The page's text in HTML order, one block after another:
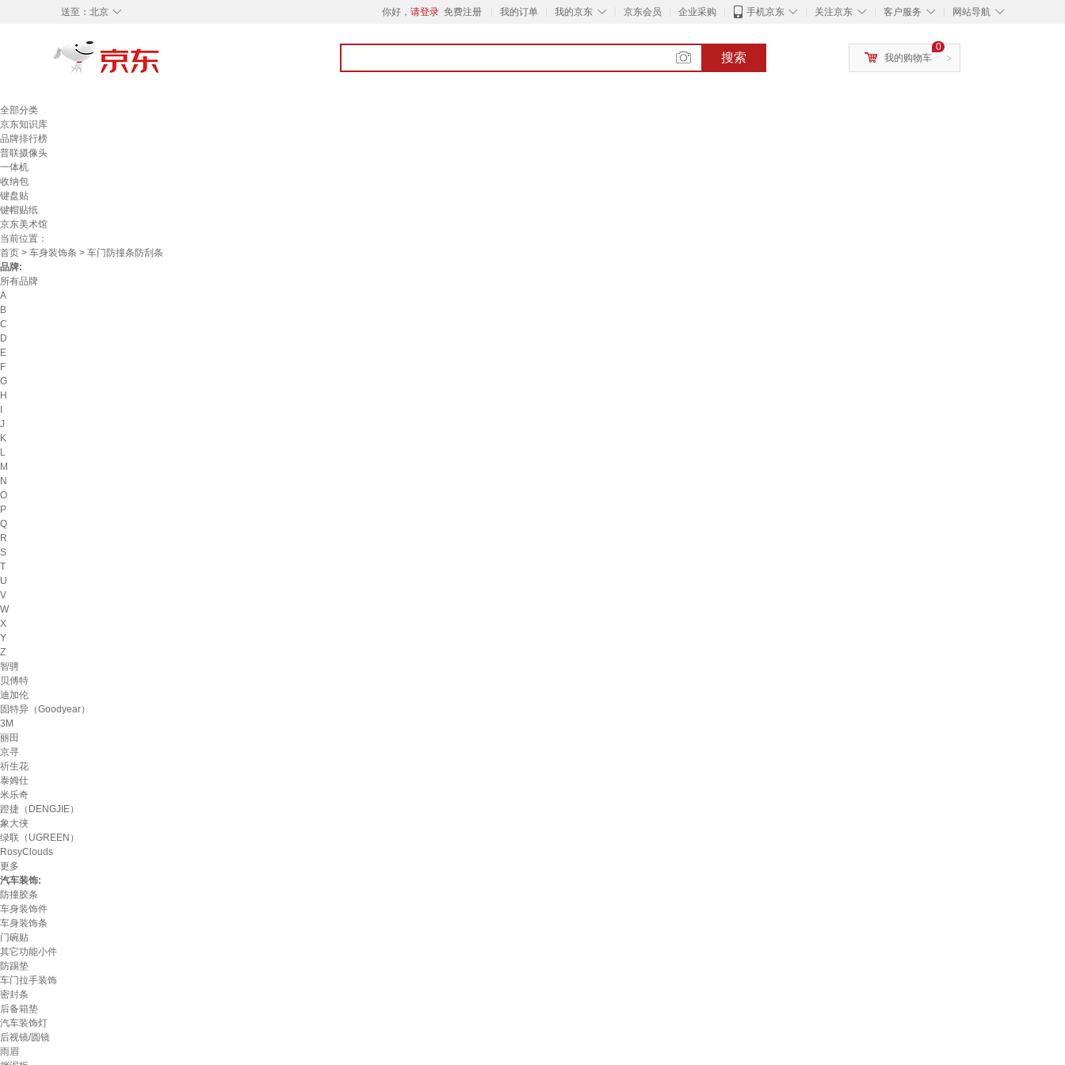
◇
送至： 北京 你好， 请登录 免费注册 我的订单 ◇
我的京东 京东会员 企业采购 ◇
手机京东 ◇
关注京东 ◇
客户服务 ◇
网站导航
搜索 >
0
我的购物车
全部分类
京东知识库
品牌排行榜
普联摄像头
一体机
收纳包
键盘贴
键帽贴纸
京东美术馆
当前位置：
首页 > 车身装饰条 > 车门防撞条防刮条
品牌:
所有品牌
A
B
C
D
E
F
G
H
J
K
L
M
N
O
P
Q
R
S
T
U
V
W
X
Y
Z
智骋
贝傅特
迪加伦
固特异（Goodyear）
3M
丽田
京寻
祈生花
泰姆仕
米乐奇
蹬捷（DENGJIE）
象大侠
绿联（UGREEN）
RosyClouds
更多
汽车装饰:
防撞胶条
车身装饰件
车身装饰条
门碗贴
其它功能小件
防踢垫
车门拉手装饰
密封条
后备箱垫
汽车装饰灯
后视镜/圆镜
雨眉